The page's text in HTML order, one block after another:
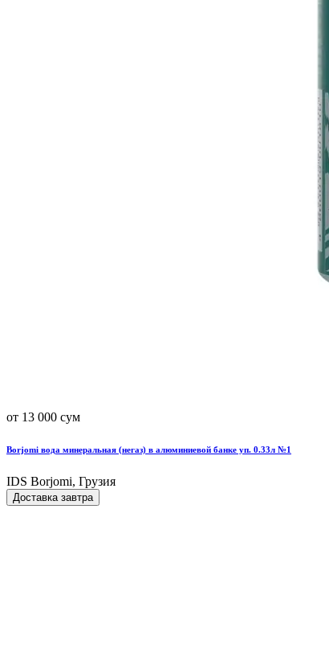
от 13 000 сум
Borjomi вода минеральная (негаз) в алюминиевой банке уп. 0.33л №1
IDS Borjomi, Грузия
Доставка завтра